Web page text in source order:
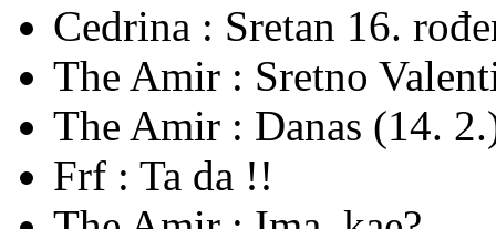
Cedrina : Sretan 16.
The Amir : Sretno
The Amir : Danas (14.
Frf : Ta da !!